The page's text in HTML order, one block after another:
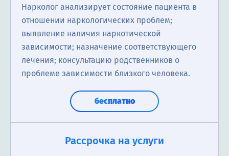
Нарколог анализирует состояние пациента в
отношении наркологических проблем;
выявление наличия наркотической
зависимости; назначение соответствующего
лечения; консультацию родственников о
проблеме зависимости близкого человека.
бесплатно
Рассрочка на услуги